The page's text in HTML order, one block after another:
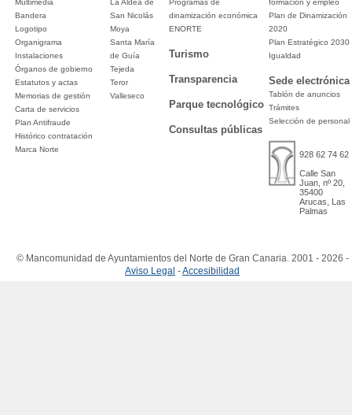
Multimedia
Bandera
Logotipo
Organigrama
Instalaciones
Órganos de gobierno
Estatutos y actas
Memorias de gestión
Carta de servicios
Plan Antifraude
Histórico contratación
Marca Norte
La Aldea de
San Nicolás
Moya
Santa María
de Guía
Tejeda
Teror
Valleseco
Programas de
dinamización económica
ENORTE
Turismo
Transparencia
Parque tecnológico
Consultas públicas
formación y empleo
Plan de Dinamización
2020
Plan Estratégico 2030
Igualdad
Sede electrónica
Tablón de anuncios
Trámites
Selección de personal
928 62 74 62
Calle San
Juan, nº 20,
35400
Arucas, Las
Palmas
© Mancomunidad de Ayuntamientos del Norte de Gran Canaria. 2001 - 2026 -
Aviso Legal -Accesibilidad